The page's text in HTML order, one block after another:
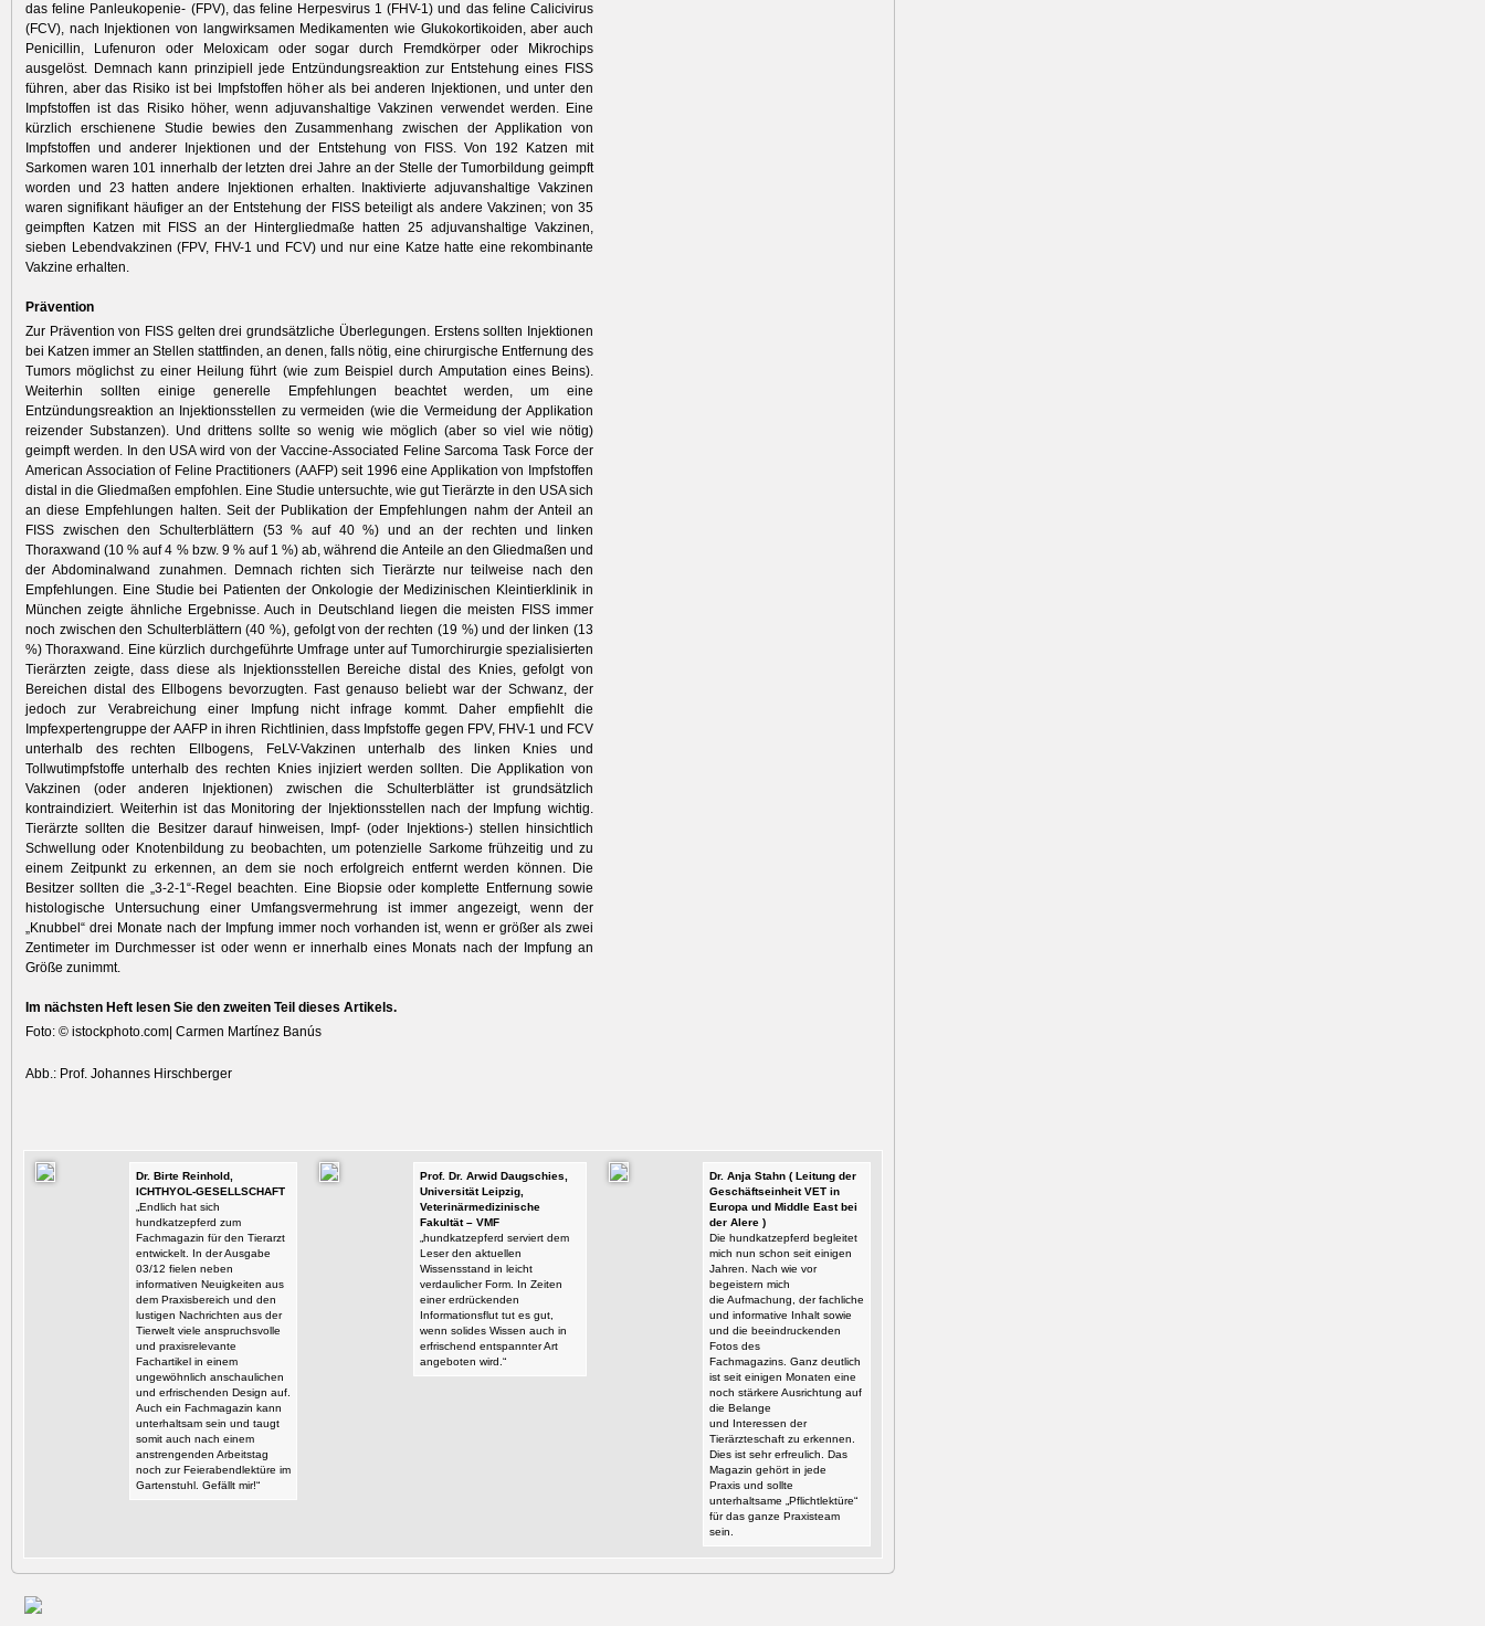
das feline Panleukopenie- (FPV), das feline Herpesvirus 1 (FHV-1) und das feline Calicivirus
(FCV), nach Injektionen von langwirksamen Medikamenten wie Glukokortikoiden, aber auch
Penicillin, Lufenuron oder Meloxicam oder sogar durch Fremdkörper oder Mikrochips
ausgelöst. Demnach kann prinzipiell jede Entzündungsreaktion zur Entstehung eines FISS
führen, aber das Risiko ist bei Impfstoffen höher als bei anderen Injektionen, und unter den
Impfstoffen ist das Risiko höher, wenn adjuvanshaltige Vakzinen verwendet werden. Eine
kürzlich erschienene Studie bewies den Zusammenhang zwischen der Applikation von
Impfstoffen und anderer Injektionen und der Entstehung von FISS. Von 192 Katzen mit
Sarkomen waren 101 innerhalb der letzten drei Jahre an der Stelle der Tumorbildung geimpft
worden und 23 hatten andere Injektionen erhalten. Inaktivierte adjuvanshaltige Vakzinen
waren signifikant häufiger an der Entstehung der FISS beteiligt als andere Vakzinen; von 35
geimpften Katzen mit FISS an der Hintergliedmaße hatten 25 adjuvanshaltige Vakzinen,
sieben Lebendvakzinen (FPV, FHV-1 und FCV) und nur eine Katze hatte eine rekombinante
Vakzine erhalten.
Prävention
Zur Prävention von FISS gelten drei grundsätzliche Überlegungen. Erstens sollten Injektionen
bei Katzen immer an Stellen stattfinden, an denen, falls nötig, eine chirurgische Entfernung des
Tumors möglichst zu einer Heilung führt (wie zum Beispiel durch Amputation eines Beins).
Weiterhin sollten einige generelle Empfehlungen beachtet werden, um eine
Entzündungsreaktion an Injektionsstellen zu vermeiden (wie die Vermeidung der Applikation
reizender Substanzen). Und drittens sollte so wenig wie möglich (aber so viel wie nötig)
geimpft werden. In den USA wird von der Vaccine-Associated Feline Sarcoma Task Force der
American Association of Feline Practitioners (AAFP) seit 1996 eine Applikation von Impfstoffen
distal in die Gliedmaßen empfohlen. Eine Studie untersuchte, wie gut Tierärzte in den USA sich
an diese Empfehlungen halten. Seit der Publikation der Empfehlungen nahm der Anteil an
FISS zwischen den Schulterblättern (53 % auf 40 %) und an der rechten und linken
Thoraxwand (10 % auf 4 % bzw. 9 % auf 1 %) ab, während die Anteile an den Gliedmaßen und
der Abdominalwand zunahmen. Demnach richten sich Tierärzte nur teilweise nach den
Empfehlungen. Eine Studie bei Patienten der Onkologie der Medizinischen Kleintierklinik in
München zeigte ähnliche Ergebnisse. Auch in Deutschland liegen die meisten FISS immer
noch zwischen den Schulterblättern (40 %), gefolgt von der rechten (19 %) und der linken (13
%) Thoraxwand. Eine kürzlich durchgeführte Umfrage unter auf Tumorchirurgie spezialisierten
Tierärzten zeigte, dass diese als Injektionsstellen Bereiche distal des Knies, gefolgt von
Bereichen distal des Ellbogens bevorzugten. Fast genauso beliebt war der Schwanz, der
jedoch zur Verabreichung einer Impfung nicht infrage kommt. Daher empfiehlt die
Impfexpertengruppe der AAFP in ihren Richtlinien, dass Impfstoffe gegen FPV, FHV-1 und FCV
unterhalb des rechten Ellbogens, FeLV-Vakzinen unterhalb des linken Knies und
Tollwutimpfstoffe unterhalb des rechten Knies injiziert werden sollten. Die Applikation von
Vakzinen (oder anderen Injektionen) zwischen die Schulterblätter ist grundsätzlich
kontraindiziert. Weiterhin ist das Monitoring der Injektionsstellen nach der Impfung wichtig.
Tierärzte sollten die Besitzer darauf hinweisen, Impf- (oder Injektions-) stellen hinsichtlich
Schwellung oder Knotenbildung zu beobachten, um potenzielle Sarkome frühzeitig und zu
einem Zeitpunkt zu erkennen, an dem sie noch erfolgreich entfernt werden können. Die
Besitzer sollten die „3-2-1“-Regel beachten. Eine Biopsie oder komplette Entfernung sowie
histologische Untersuchung einer Umfangsvermehrung ist immer angezeigt, wenn der
„Knubbel“ drei Monate nach der Impfung immer noch vorhanden ist, wenn er größer als zwei
Zentimeter im Durchmesser ist oder wenn er innerhalb eines Monats nach der Impfung an
Größe zunimmt.
Im nächsten Heft lesen Sie den zweiten Teil dieses Artikels.
Foto: © istockphoto.com| Carmen Martínez Banús
Abb.: Prof. Johannes Hirschberger
Dr. Birte Reinhold,
ICHTHYOL-GESELLSCHAFT
„Endlich hat sich
hundkatzepferd zum
Fachmagazin für den Tierarzt
entwickelt. In der Ausgabe
03/12 fielen neben
informativen Neuigkeiten aus
dem Praxisbereich und den
lustigen Nachrichten aus der
Tierwelt viele anspruchsvolle
und praxisrelevante
Fachartikel in einem
ungewöhnlich anschaulichen
und erfrischenden Design auf.
Auch ein Fachmagazin kann
unterhaltsam sein und taugt
somit auch nach einem
anstrengenden Arbeitstag
noch zur Feierabendlektüre im
Gartenstuhl. Gefällt mir!“
Prof. Dr. Arwid Daugschies,
Universität Leipzig,
Veterinärmedizinische
Fakultät – VMF
„hundkatzepferd serviert dem
Leser den aktuellen
Wissensstand in leicht
verdaulicher Form. In Zeiten
einer erdrückenden
Informationsflut tut es gut,
wenn solides Wissen auch in
erfrischend entspannter Art
angeboten wird.“
Dr. Anja Stahn ( Leitung der
Geschäftseinheit VET in
Europa und Middle East bei
der Alere )
Die hundkatzepferd begleitet
mich nun schon seit einigen
Jahren. Nach wie vor
begeistern mich
die Aufmachung, der fachliche
und informative Inhalt sowie
und die beeindruckenden
Fotos des
Fachmagazins. Ganz deutlich
ist seit einigen Monaten eine
noch stärkere Ausrichtung auf
die Belange
und Interessen der
Tierärzteschaft zu erkennen.
Dies ist sehr erfreulich. Das
Magazin gehört in jede
Praxis und sollte
unterhaltsame „Pflichtlektüre“
für das ganze Praxisteam
sein.